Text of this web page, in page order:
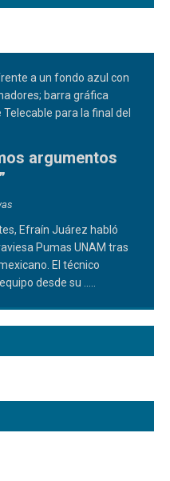
argumentos
Efraín Juárez habló
Pumas UNAM tras
El técnico
desde su